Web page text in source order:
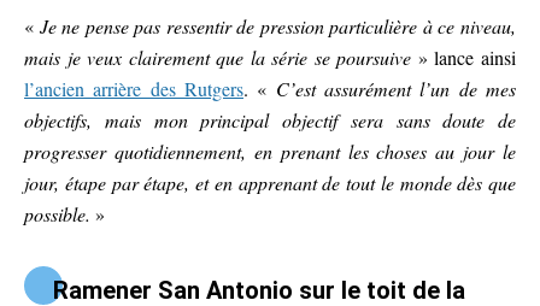
« Je ne pense pas ressentir de pression particulière à ce niveau,
mais je veux clairement que la série se poursuive » lance ainsi
l’ancien arrière des Rutgers. « C’est assurément l’un de mes
objectifs, mais mon principal objectif sera sans doute de
progresser quotidiennement, en prenant les choses au jour le
jour, étape par étape, et en apprenant de tout le monde dès que
possible. »
Ramener San Antonio sur le toit de la